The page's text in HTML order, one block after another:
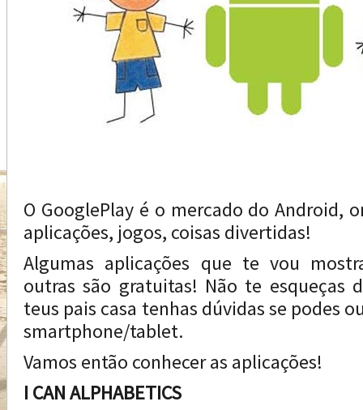
O GooglePlay é o mercado do Android,
aplicações, jogos, coisas divertidas!
Algumas aplicações que te vou
outras são gratuitas! Não te esqueças
teus pais casa tenhas dúvidas se podes
smartphone/tablet.
Vamos então conhecer as aplicações!
I CAN ALPHABETICS